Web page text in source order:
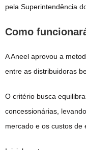
pela Superintendência
Como
A Aneel aprovou a
entre as distribuidoras
O critério busca
concessionárias,
mercado e os custos de